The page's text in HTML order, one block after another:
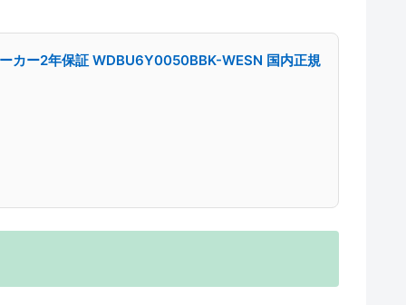
カー2年保証 WDBU6Y0050BBK-WESN 国内正規